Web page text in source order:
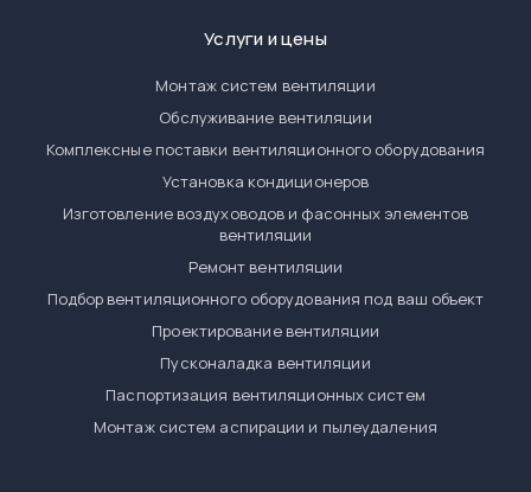
Услуги и цены
Монтаж систем вентиляции
Обслуживание вентиляции
Комплексные поставки вентиляционного оборудования
Установка кондиционеров
Изготовление воздуховодов и фасонных элементов
вентиляции
Ремонт вентиляции
Подбор вентиляционного оборудования под ваш объект
Проектирование вентиляции
Пусконаладка вентиляции
Паспортизация вентиляционных систем
Монтаж систем аспирации и пылеудаления